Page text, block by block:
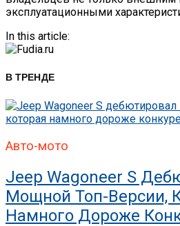
эксплуатационными
In this article:
В ТРЕНДЕ
Авто-мото
Jeep Wagoneer S
Мощной Топ-Версии,
Намного Дороже